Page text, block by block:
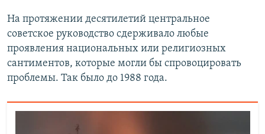
На протяжении десятилетий центральное
советское руководство сдерживало любые
проявления национальных или религиозных
сантиментов, которые могли бы спровоцировать
проблемы. Так было до 1988 года.